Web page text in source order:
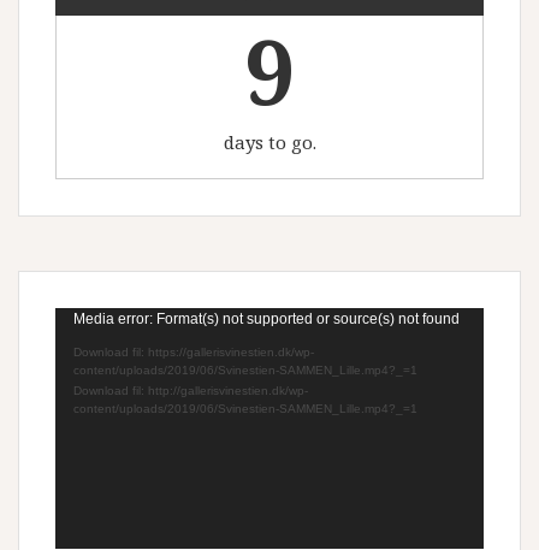
9
days to go.
Videoafspiller
Media error: Format(s) not supported or source(s) not found
Download fil: https://gallerisvinestien.dk/wp-
content/uploads/2019/06/Svinestien-SAMMEN_Lille.mp4?_=1
Download fil: http://gallerisvinestien.dk/wp-
content/uploads/2019/06/Svinestien-SAMMEN_Lille.mp4?_=1